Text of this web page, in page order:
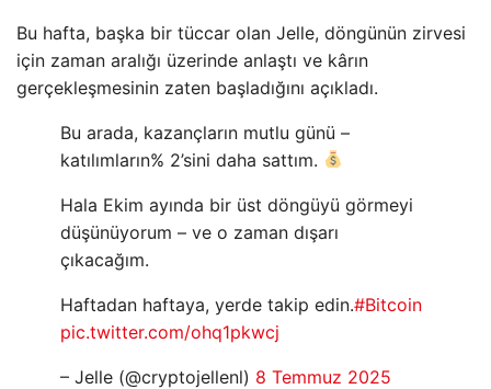
Bu hafta, başka bir tüccar olan Jelle, döngünün zirvesi
için zaman aralığı üzerinde anlaştı ve kârın
gerçekleşmesinin zaten başladığını açıkladı.
Bu arada, kazançların mutlu günü –
katılımların% 2’sini daha sattım.
Hala Ekim ayında bir üst döngüyü görmeyi
düşünüyorum – ve o zaman dışarı
çıkacağım.
Haftadan haftaya, yerde takip edin.#Bitcoin
pic.twitter.com/ohq1pkwcj
– Jelle (@cryptojellenl) 8 Temmuz 2025